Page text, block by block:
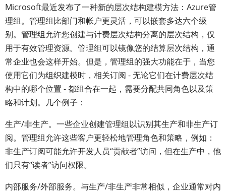
Microsoft最近发布了一种新的层次结构建模方法：Azure管
理组。管理组比部门和帐户更灵活，可以嵌套多达六个级
别。管理组允许您创建与计费层次结构分离的层次结构，仅
用于有效管理资源。管理组可以镜像您的结算层次结构，通
常企业也会这样开始。但是，管理组的强大功能在于，当您
使用它们为组织建模时，相关订阅 - 无论它们在计费层次结
构中的哪个位置 - 都组合在一起，需要分配共同角色以及策
略和计划。几个例子：
生产/非生产。一些企业创建管理组以识别其生产和非生产订
阅。管理组允许这些客户更轻松地管理角色和策略，例如：
非生产订阅可能允许开发人员“贡献者”访问，但在生产中，他
们只有“读者”访问权限。
内部服务/外部服务。与生产/非生产非常相似，企业通常对内